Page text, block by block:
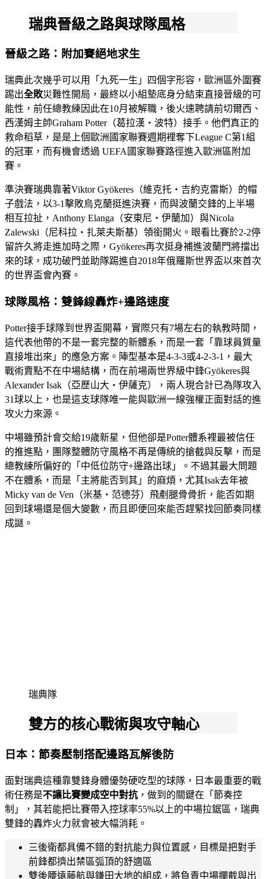
瑞典晉級之路與球隊風格
晉級之路：附加賽絕地求生
瑞典此次幾乎可以用「九死一生」四個字形容，歐洲區外圍賽
踢出全敗災難性開局，最終以小組墊底身分結束直接晉級的可
能性，前任總教練因此在10月被解職，後火速聘請前切爾西、
西漢姆主帥Graham Potter（葛拉漢・波特）接手。他們真正的
救命稻草，是是上個歐洲國家聯賽週期裡奪下League C第1組
的冠軍，而有機會透過 UEFA國家聯賽路徑進入歐洲區附加
賽。
準決賽瑞典靠著Viktor Gyökeres（維克托・吉約克雷斯）的帽
子戲法，以3-1擊敗烏克蘭挺進決賽，而與波蘭交鋒的上半場
相互拉扯，Anthony Elanga（安東尼・伊蘭加）與Nicola
Zalewski（尼科拉・扎萊夫斯基）領銜開火。眼看比賽於2-2停
留許久將走進加時之際，Gyökeres再次挺身補進波蘭門將擋出
來的球，成功破門並助隊踢進自2018年俄羅斯世界盃以來首次
的世界盃會內賽。
球隊風格：雙鋒線轟炸+邊路速度
Potter接手球隊到世界盃開幕，實際只有7場左右的執教時間，
這代表他帶的不是一套完整的新體系，而是一套「靠球員質量
直接堆出來」的應急方案。陣型基本是4-3-3或4-2-3-1，最大
戰術賣點不在中場結構，而在前場兩世界級中鋒Gyökeres與
Alexander Isak（亞歷山大・伊薩克），兩人現合計已為隊攻入
31球以上，也是這支球隊唯一能與歐洲一線強權正面對話的進
攻火力來源。
中場雖預計會交給19歲新星，但他卻是Potter體系裡最被信任
的推進點，團隊整體防守風格不再是傳統的搶截與反擊，而是
總教練所偏好的「中低位防守+邊路出球」。不過其最大問題
不在體系，而是「主將能否到其」的麻煩，尤其Isak去年被
Micky van de Ven（米基・范德芬）飛剷腿骨骨折，能否如期
回到球場還是個大變數，而且即便回來能否趕緊找回節奏同樣
成謎。
瑞典隊
雙方的核心戰術與攻守軸心
日本：節奏壓制搭配邊路瓦解後防
面對瑞典這種靠雙鋒身體優勢硬吃型的球隊，日本最重要的戰
術任務是不讓比賽變成空中對抗 ，做到的關鍵在「節奏控
制」，其若能把比賽帶入控球率55%以上的中場拉鋸區，瑞典
雙鋒的轟炸火力就會被大幅消耗。
三後衛都具備不錯的對抗能力與位置感，目標是把對手
前鋒都擠出禁區弧頂的舒適區
雙後腰遠藤航與鎌田大地的組成，將負責中場攔截與出